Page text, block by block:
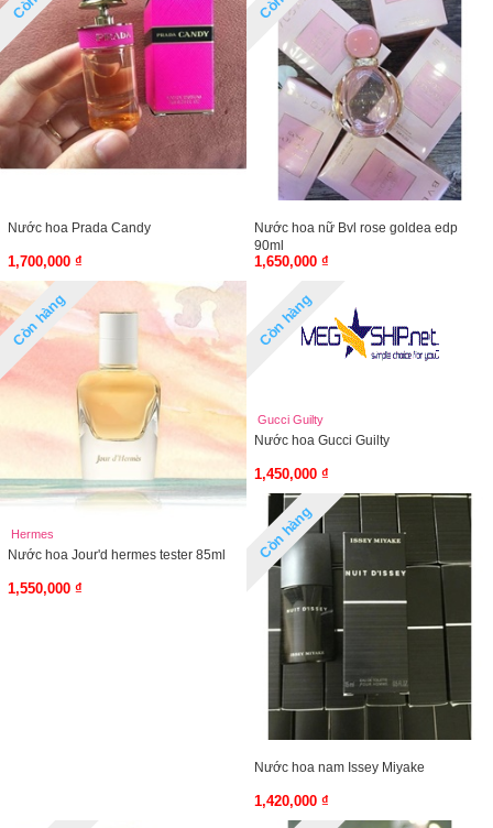
Nước hoa Prada Candy
1,700,000 ₫
Nước hoa nữ Bvl rose goldea edp
90ml
1,650,000 ₫
Còn hàng
Hermes
Nước hoa Jour'd hermes tester 85ml
1,550,000 ₫
Còn hàng
Gucci Guilty
Nước hoa Gucci Guilty
1,450,000 ₫
Còn hàng
Nước hoa nam Issey Miyake
1,420,000 ₫